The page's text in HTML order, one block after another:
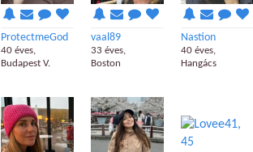
ProtectmeGod
40 éves,
Budapest V.
vaal89
33 éves,
Boston
Nastion
40 éves,
Hangács